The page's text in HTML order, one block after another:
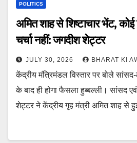
POLITICS
अमित शाह से शिष्टाचार भेंट,
चर्चा नहीं: जगदीश शेट्टर
JULY 30, 2026 BHARAT KI
केंद्रीय मंत्रिमंडल विस्तार पर बोले
के बाद ही होगा फैसला हुब्बल्ली। सांसद
शेट्टर ने केंद्रीय गृह मंत्री अमित शाह से